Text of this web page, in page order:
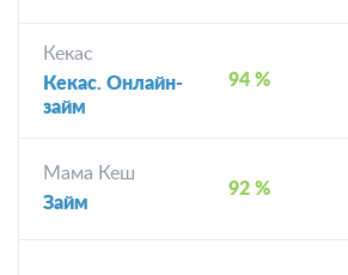
Кекас
Кекас. Онлайн-
займ
94 %
Мама Кеш
Займ
92 %